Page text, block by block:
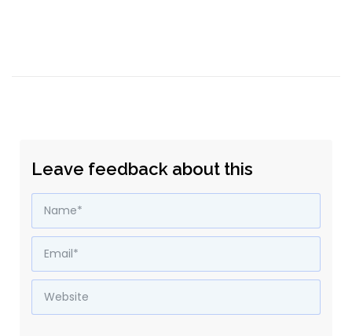
Leave feedback about this